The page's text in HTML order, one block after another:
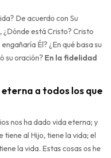
De acuerdo con Su
, ¿Dónde está Cristo? Cristo
Él? ¿En qué basa su
su oración? En la fidelidad
a todos los que
nos ha dado vida eterna; y
tiene al Hijo, tiene la vida; el
la vida. Estas cosas os he